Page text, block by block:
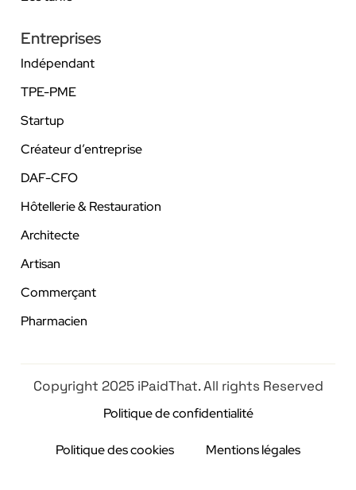
Entreprises
Indépendant
TPE-PME
Startup
Créateur d’entreprise
DAF-CFO
Hôtellerie & Restauration
Architecte
Artisan
Commerçant
Pharmacien
Copyright 2025 iPaidThat. All rights Reserved
Politique de confidentialité
Politique des cookies Mentions légales